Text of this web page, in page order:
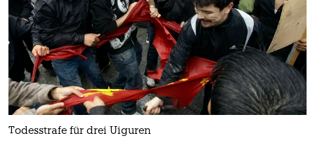
Todesstrafe für drei Uiguren